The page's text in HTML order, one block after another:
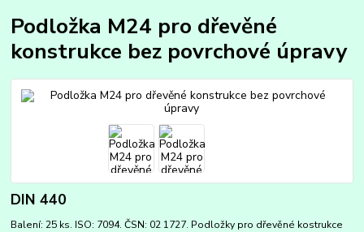
Podložka M24 pro dřevěné
konstrukce bez povrchové úpravy
DIN 440
Balení: 25 ks. ISO: 7094. ČSN: 02 1727. Podložky pro dřevěné kostrukce